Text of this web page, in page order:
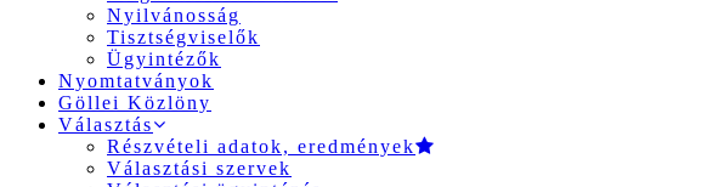
Nyilvánosság
Tisztségviselők
Ügyintézők
Nyomtatványok
Göllei Közlöny
Választás
Részvételi adatok, eredmények
Választási szervek